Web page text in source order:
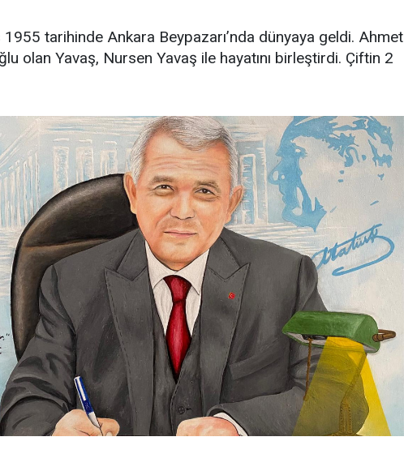
tarihinde Ankara Beypazarı’nda dünyaya geldi. Ahmet
olan Yavaş, Nursen Yavaş ile hayatını birleştirdi. Çiftin 2